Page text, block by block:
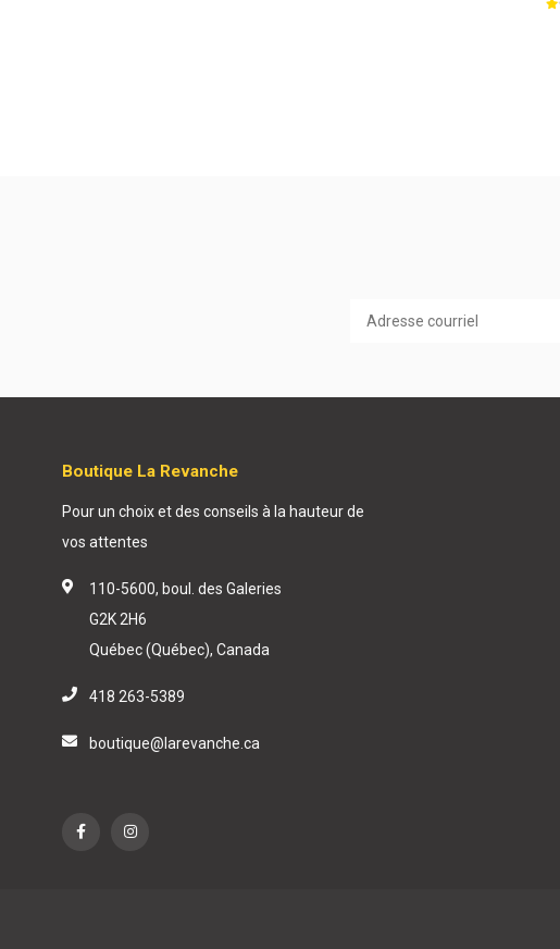
Boutique La Revanche
Pour un choix et des conseils à la hauteur de
vos attentes
110-5600, boul. des Galeries
G2K 2H6
Québec (Québec), Canada
418 263-5389
boutique@larevanche.ca